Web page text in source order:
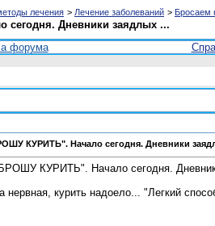
лечения > Лечение заболеваний > Бросаем
Дневники заядлых ...
форума
КУРИТЬ". Начало сегодня. Дневники
КУРИТЬ". Начало сегодня.
нервная, курить надоело... "Легкий